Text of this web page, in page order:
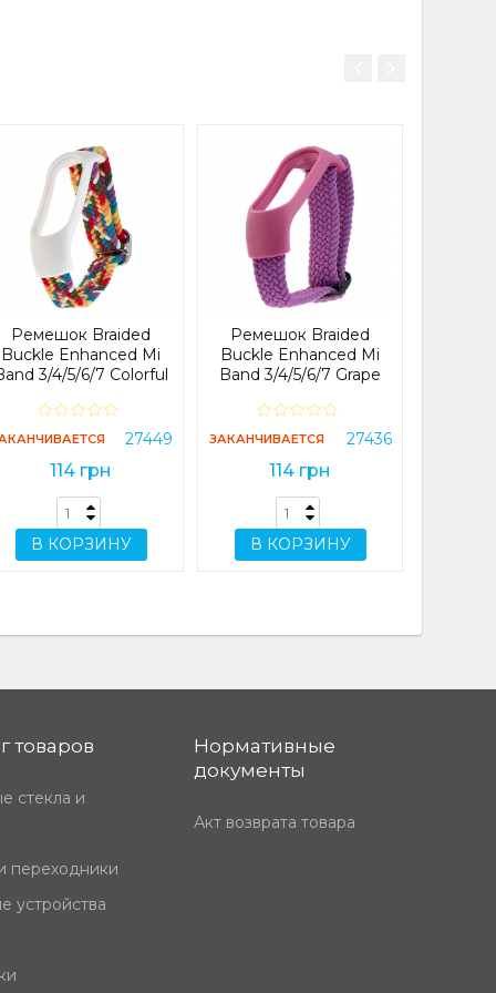
силиконовый
магнитное
и китайском
телефона,
Физической
GPS
Ремешок Braided
Buckle Enhanced Mi
3/4/5/6/7 Colorful
27449
114 грн
В КОРЗИНУ
Ремешок Braided
Buckle Enhanced Mi
Band 3/4/5/6/7 Grape
ЗАКАНЧИВАЕТСЯ 27436
114 грн
В КОРЗИНУ
товаров
стекла и
переходники
устройства
Нормативные
документы
Акт возврата товара